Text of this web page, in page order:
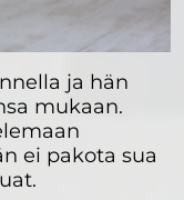
ja hän
mukaan.
ei pakota sua